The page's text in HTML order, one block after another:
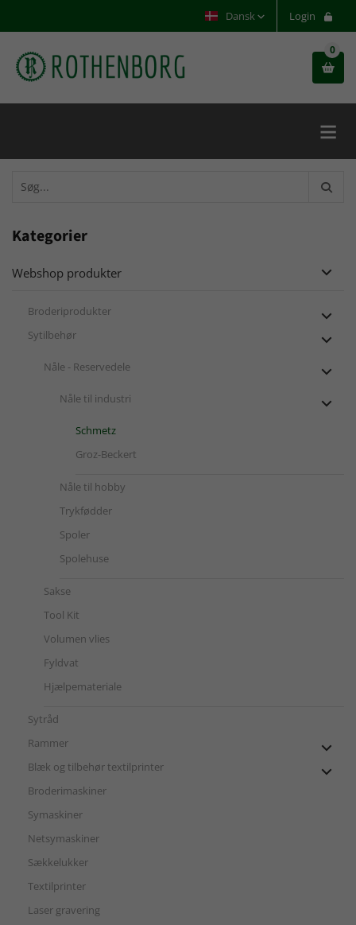
Login
Dansk

0

Kategorier
Webshop produkter 
Broderiprodukter 
Sytilbehør 
Nåle - Reservedele 
Nåle til industri 
Schmetz
Groz-Beckert
Nåle til hobby
Trykfødder
Spoler
Spolehuse
Sakse
Tool Kit
Volumen vlies
Fyldvat
Hjælpemateriale
Sytråd
Rammer

Blæk og tilbehør textilprinter 
Broderimaskiner
Symaskiner
Netsymaskiner
Sækkelukker
Textilprinter
Laser gravering